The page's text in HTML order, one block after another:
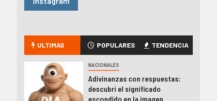
ULTIMAS POPULARES TENDENCIA
NACIONALES
Adivinanzas con respuestas:
descubrí el significado
escondido en la imagen